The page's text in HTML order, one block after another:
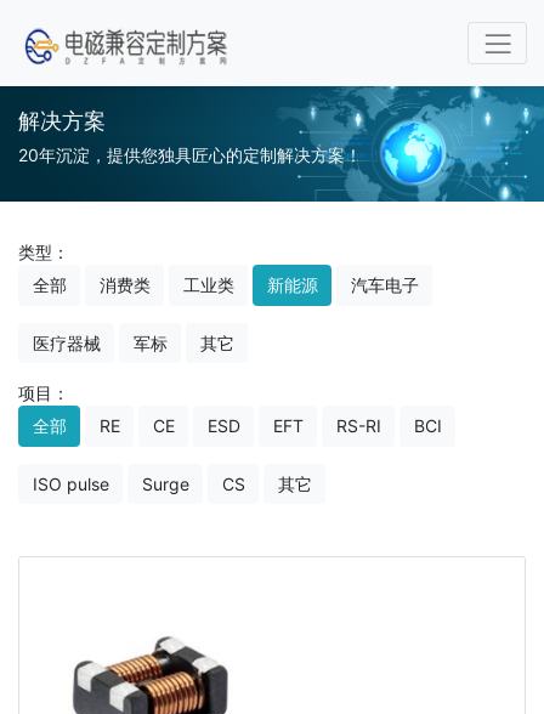
解决方案
20年沉淀，提供您独具匠心的定制解决方案！
类型：
全部
消费类 工业类 新能源 汽车电子
医疗器械 军标 其它
项目：
全部
RE CE ESD EFT RS-RI BCI
ISO pulse Surge CS 其它